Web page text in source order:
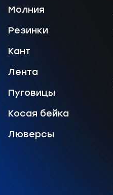
Молния
Резинки
Кант
Лента
Пуговицы
Косая бейка
Люверсы